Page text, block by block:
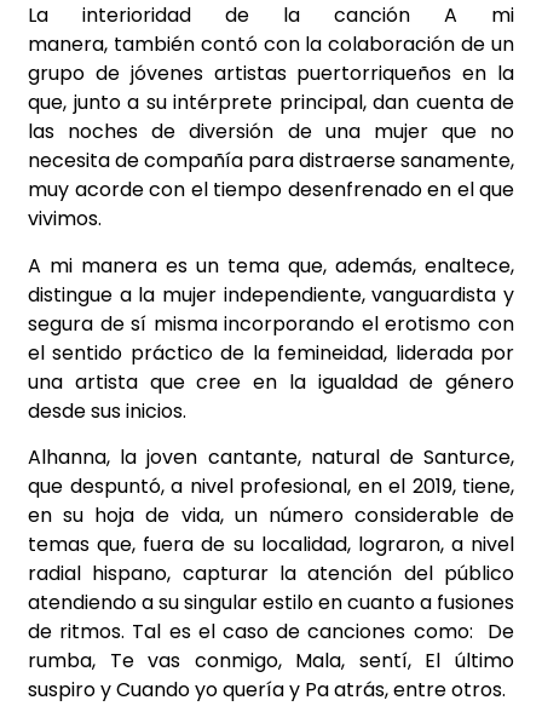
La interioridad de la canción A mi
manera, tambiéncontó con la colaboración de un
grupo de jóvenes artistas puertorriqueños en la
que, junto a su intérprete principal, dan cuenta de
las noches de diversión de una mujer que no
necesita de compañía para distraerse sanamente,
muy acorde con el tiempo desenfrenado en el que
vivimos.
A mi manera es un tema que, además, enaltece,
distingue a la mujer independiente, vanguardista y
segura de sí misma incorporando el erotismo con
el sentido práctico de la femineidad, liderada por
una artista que cree en la igualdad de género
desde sus inicios.
Alhanna, la joven cantante, natural de Santurce,
que despuntó, a nivel profesional, en el 2019, tiene,
en su hoja de vida, un número considerable de
temas que, fuera de su localidad, lograron, a nivel
radial hispano, capturar la atención del público
atendiendo a su singular estilo en cuanto a fusiones
de ritmos. Tal es el caso de canciones como: De
rumba, Te vas conmigo, Mala, sentí, El último
suspiro y Cuando yo quería y Pa atrás, entre otros.